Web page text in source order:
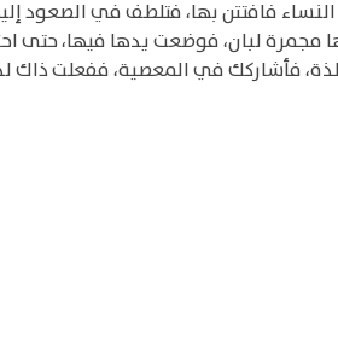
فافتتن بها، فتلطف في الصعود
لبان، فوضعت يدها فيها، حتى
في المعصية، ففعلت ذاك